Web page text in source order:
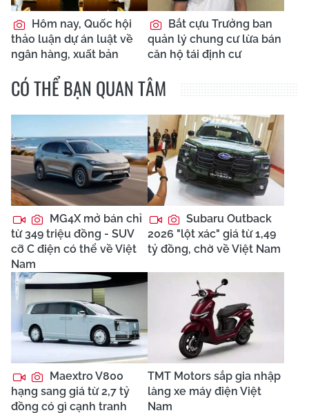
Hôm nay, Quốc hội
thảo luận dự án luật về
ngân hàng, xuất bản
Bắt cựu Trưởng ban
quản lý chung cư lừa bán
căn hộ tái định cư
CÓ THỂ BẠN QUAN TÂM
MG4X mở bán chỉ
từ 349 triệu đồng - SUV
cỡ C điện có thể về Việt
Nam
Subaru Outback
2026 "lột xác" giá từ 1,49
tỷ đồng, chờ về Việt Nam
Maextro V800
hạng sang giá từ 2,7 tỷ
đồng có gì cạnh tranh
TMT Motors sắp gia nhập
làng xe máy điện Việt
Nam